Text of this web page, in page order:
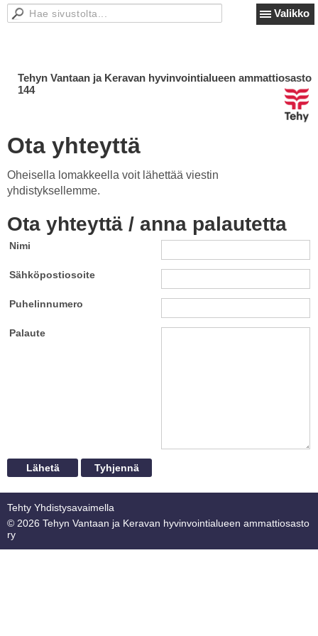
Valikko
Tehyn Vantaan ja Keravan hyvinvointialueen ammattiosasto
144
Ota yhteyttä
Oheisella lomakkeella voit lähettää viestin
yhdistyksellemme.
Ota yhteyttä / anna palautetta
Nimi
Sähköpostiosoite
Puhelinnumero
Palaute
Tehty Yhdistysavaimella
© 2026 Tehyn Vantaan ja Keravan hyvinvointialueen ammattiosasto
ry